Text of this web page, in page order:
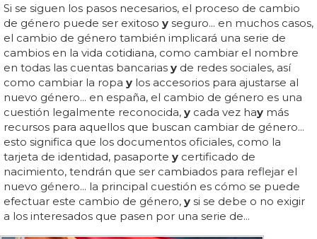
Si se siguen los pasos necesarios, el proceso de cambio
de género puede ser exitoso y seguro... en muchos casos,
el cambio de género también implicará una serie de
cambios en la vida cotidiana, como cambiar el nombre
en todas las cuentas bancarias y de redes sociales, así
como cambiar la ropa y los accesorios para ajustarse al
nuevo género... en españa, el cambio de género es una
cuestión legalmente reconocida, y cada vez hay más
recursos para aquellos que buscan cambiar de género...
esto significa que los documentos oficiales, como la
tarjeta de identidad, pasaporte y certificado de
nacimiento, tendrán que ser cambiados para reflejar el
nuevo género... la principal cuestión es cómo se puede
efectuar este cambio de género, y si se debe o no exigir
a los interesados que pasen por una serie de...